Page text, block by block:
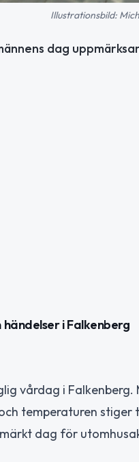
Illustrationsbild:
dag
i Falkenberg
vårdag i
temperaturen stiger
dag för